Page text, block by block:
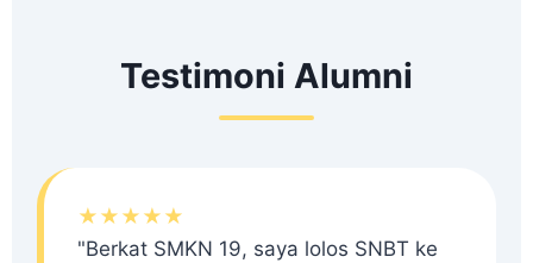
Testimoni Alumni
★★★★★
"Berkat SMKN 19, saya lolos SNBT ke